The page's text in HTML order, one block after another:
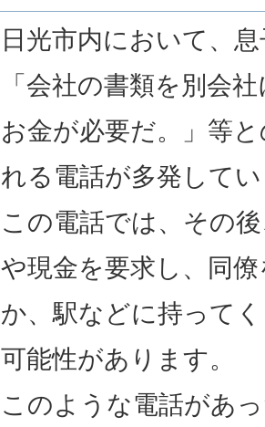
日光市内において、
「会社の書類を別会
お金が必要だ。」等
れる電話が多発して
この電話では、その
や現金を要求し、同
か、駅などに持って
可能性があります。
このような電話があ